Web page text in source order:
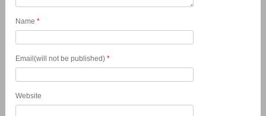
Name*
Email(will not be published)*
Website